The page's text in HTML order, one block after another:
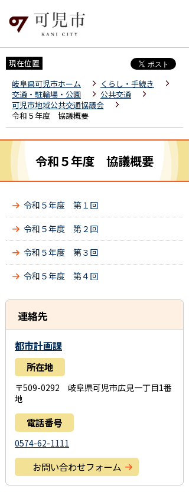
現在位置
岐阜県可児市ホーム
くらし・手続き
交通・駐輪場・公園
公共交通
可児市地域公共交通協議会
令和５年度 協議概要
令和５年度 協議概要
令和５年度 第１回
令和５年度 第２回
令和５年度 第３回
令和５年度 第４回
連絡先
都市計画課
所在地
〒509-0292 岐阜県可児市広見一丁目1番
地
電話番号
0574-62-1111
お問い合わせフォーム